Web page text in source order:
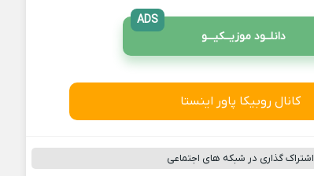
دانلــود موزیــکیـــو
ADS
کانال روبیکا پاور اینستا
اشتراک گذاری در شبکه های اجتماعی